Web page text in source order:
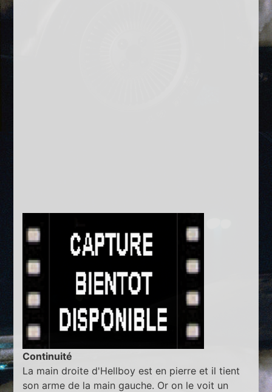
Continuité
La main droite d'Hellboy est en pierre et il tient
son arme de la main gauche. Or on le voit un